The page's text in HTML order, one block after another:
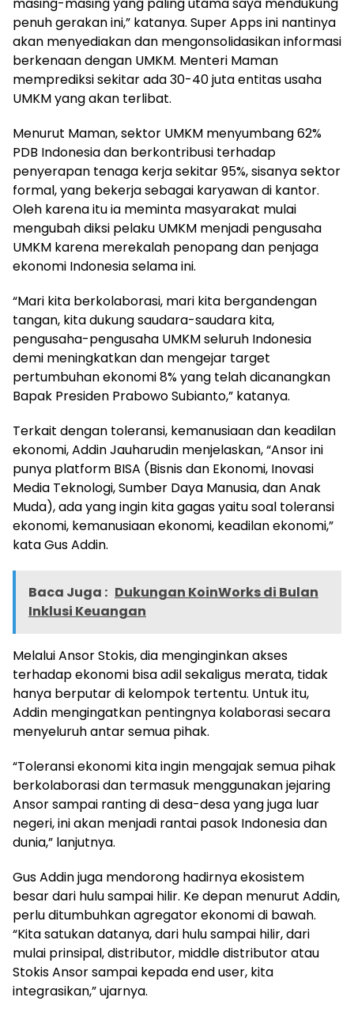
penuh gerakan ini,” katanya. Super Apps ini nantinya
akan menyediakan dan mengonsolidasikan informasi
berkenaan dengan UMKM. Menteri Maman
memprediksi sekitar ada 30-40 juta entitas usaha
UMKM yang akan terlibat.
Menurut Maman, sektor UMKM menyumbang 62%
PDB Indonesia dan berkontribusi terhadap
penyerapan tenaga kerja sekitar 95%, sisanya sektor
formal, yang bekerja sebagai karyawan di kantor.
Oleh karena itu ia meminta masyarakat mulai
mengubah diksi pelaku UMKM menjadi pengusaha
UMKM karena merekalah penopang dan penjaga
ekonomi Indonesia selama ini.
“Mari kita berkolaborasi, mari kita bergandengan
tangan, kita dukung saudara-saudara kita,
pengusaha-pengusaha UMKM seluruh Indonesia
demi meningkatkan dan mengejar target
pertumbuhan ekonomi 8% yang telah dicanangkan
Bapak Presiden Prabowo Subianto,” katanya.
Terkait dengan toleransi, kemanusiaan dan keadilan
ekonomi, Addin Jauharudin menjelaskan, “Ansor ini
punya platform BISA (Bisnis dan Ekonomi, Inovasi
Media Teknologi, Sumber Daya Manusia, dan Anak
Muda), ada yang ingin kita gagas yaitu soal toleransi
ekonomi, kemanusiaan ekonomi, keadilan ekonomi,”
kata Gus Addin.
Baca Juga : Dukungan KoinWorks di Bulan
Inklusi Keuangan
Melalui Ansor Stokis, dia menginginkan akses
terhadap ekonomi bisa adil sekaligus merata, tidak
hanya berputar di kelompok tertentu. Untuk itu,
Addin mengingatkan pentingnya kolaborasi secara
menyeluruh antar semua pihak.
“Toleransi ekonomi kita ingin mengajak semua pihak
berkolaborasi dan termasuk menggunakan jejaring
Ansor sampai ranting di desa-desa yang juga luar
negeri, ini akan menjadi rantai pasok Indonesia dan
dunia,” lanjutnya.
Gus Addin juga mendorong hadirnya ekosistem
besar dari hulu sampai hilir. Ke depan menurut Addin,
perlu ditumbuhkan agregator ekonomi di bawah.
“Kita satukan datanya, dari hulu sampai hilir, dari
mulai prinsipal, distributor, middle distributor atau
Stokis Ansor sampai kepada end user, kita
integrasikan,” ujarnya.